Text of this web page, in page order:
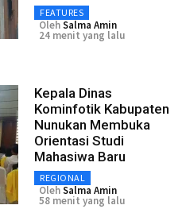
FEATURES
OlehSalma Amin
24 menit yang lalu
Kepala Dinas
Kominfotik Kabupaten
Nunukan Membuka
Orientasi Studi
Mahasiwa Baru
REGIONAL
OlehSalma Amin
58 menit yang lalu